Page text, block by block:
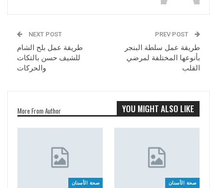
طريقة عمل سلطة البنجر
بأنوعها المختلفة لمرضي
القلب
NEXT POST
طريقة عمل بلح الشام
للشيف حسن بالتكات
والحركات
YOU MIGHT ALSO LIKE
More From Author
صحة الأسنان صحة الأسنان